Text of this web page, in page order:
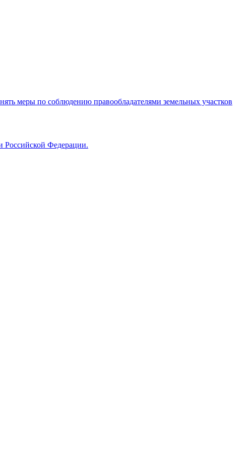
меры по соблюдению правообладателями земельных участков
Российской Федерации.